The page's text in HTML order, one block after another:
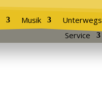
Musik Unterwegs
Service